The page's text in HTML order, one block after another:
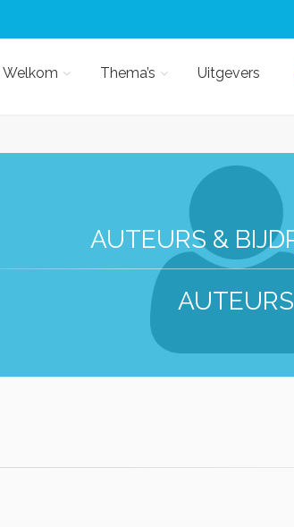
Welkom Thema’s Uitgevers
AUTEURS &
AUTEURS